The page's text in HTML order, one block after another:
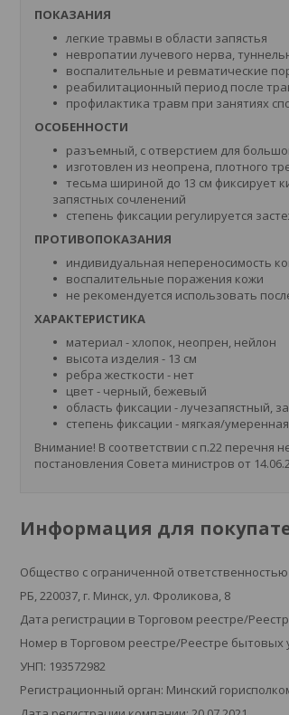
ПОКАЗАНИЯ
легкие травмы в области запястья
невропатии лучевого нерва,
воспалительные и ревматические
реабилитационный период после
профилактика травм при занятиях
ОСОБЕННОСТИ
разъемный, с отверстием для
изготовлен из неопрена, плотного
тесьма шириной до 13 см фиксирует
запястных сочленений
степень фиксации регулируется
ПРОТИВОПОКАЗАНИЯ
индивидуальная непереносимость
воспалительные поражения кожи
не рекомендуется использовать
ХАРАКТЕРИСТИКА
материал - хлопок, неопрен, нейлон
высота изделия - 13 см
ребра жесткости - нет
цвет - черный, бежевый
область фиксации - лучезапястный,
степень фиксации - мягкая/умеренная
Внимание! В соответствии с п.22
постановления Совета министров от
Информация для
Общество с ограниченной
РБ, 220037, г. Минск, ул. Фроликова, 8
Дата регистрации в Торговом реестре/
Номер в Торговом реестре/Реестре бытовых
УНП: 193572982
Регистрационный орган: Минский